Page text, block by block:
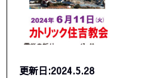
更新日:2024.5.28